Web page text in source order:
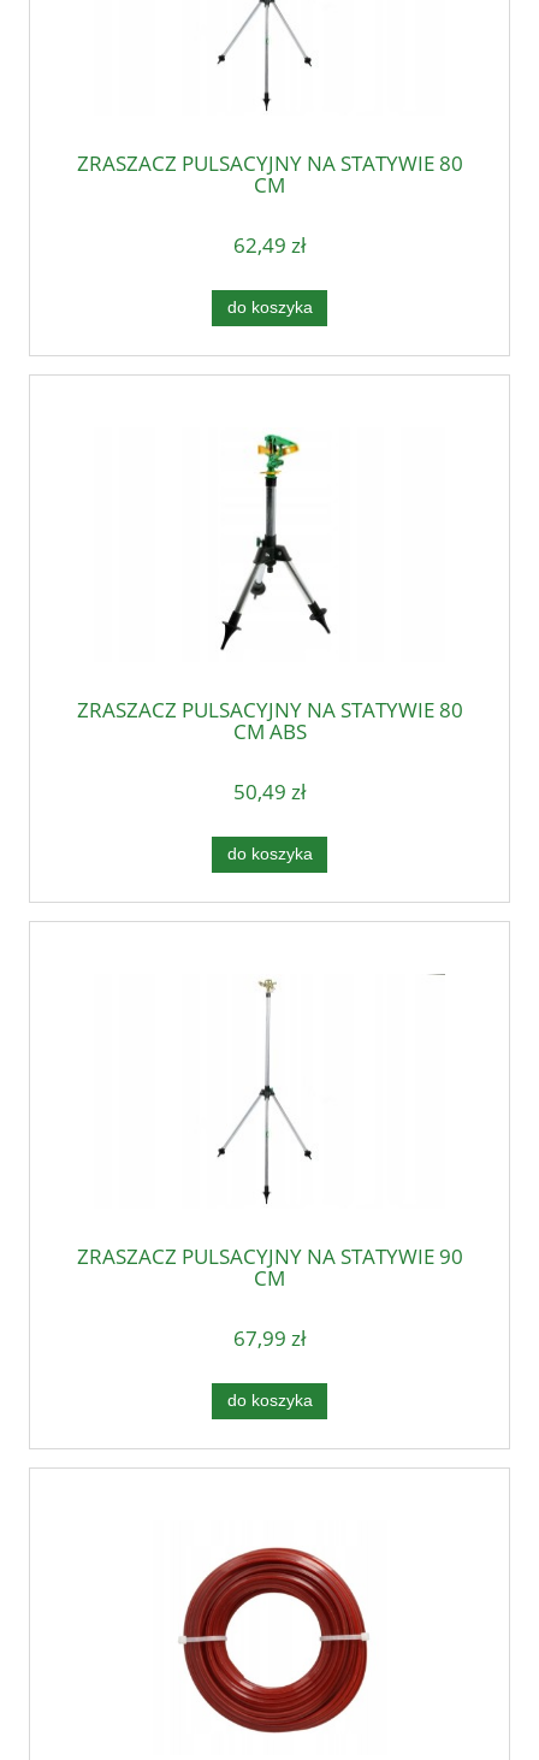
ZRASZACZ PULSACYJNY NA STATYWIE 80
CM
62,49 zł
do koszyka
ZRASZACZ PULSACYJNY NA STATYWIE 80
CM ABS
50,49 zł
do koszyka
ZRASZACZ PULSACYJNY NA STATYWIE 90
CM
67,99 zł
do koszyka